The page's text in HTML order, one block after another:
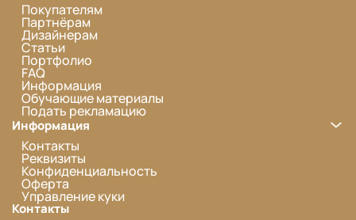
Покупателям
Партнёрам
Дизайнерам
Статьи
Портфолио
FAQ
Информация
Обучающие материалы
Подать рекламацию
Информация
Контакты
Реквизиты
Конфиденциальность
Оферта
Управление куки
Контакты